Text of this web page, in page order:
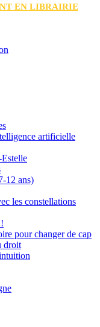
EN LIBRAIRIE
artificielle
12 ans)
les constellations
pour changer de cap
droit